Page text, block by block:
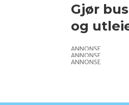
holdingGjør
og
ANNONSE
ANNONSE
ANNONSE